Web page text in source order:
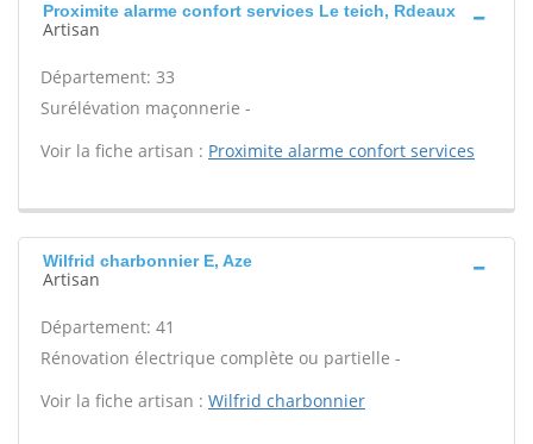
Proximite alarme confort services Le teich, Rdeaux
Artisan
Département: 33
Surélévation maçonnerie -
Voir la fiche artisan : Proximite alarme confort services
Wilfrid charbonnier E, Aze
Artisan
Département: 41
Rénovation électrique complète ou partielle -
Voir la fiche artisan : Wilfrid charbonnier